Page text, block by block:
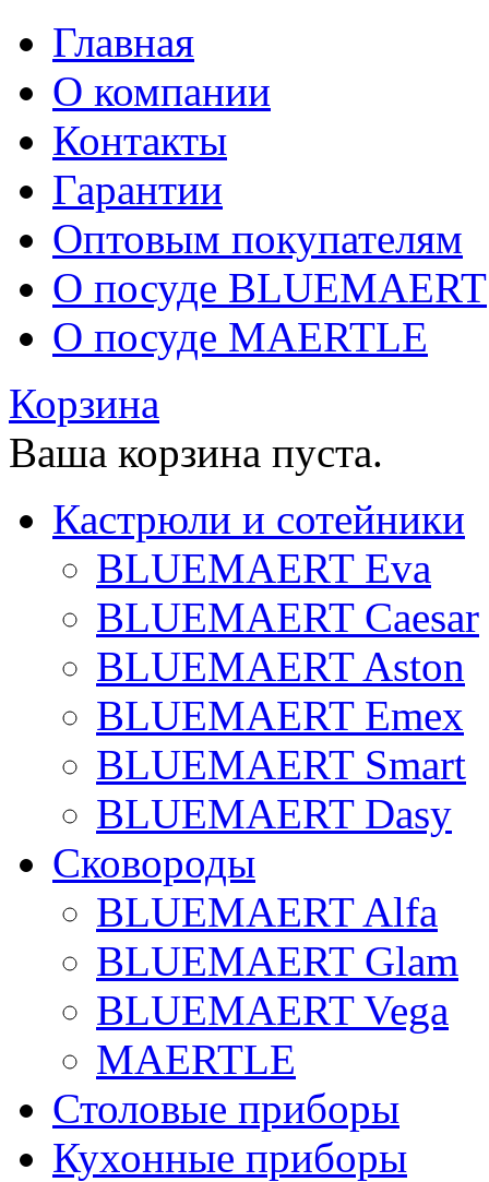
Главная
О компании
Контакты
Гарантии
Оптовым покупателям
О посуде BLUEMAERT
О посуде MAERTLE
Корзина
Ваша корзина пуста.
Кастрюли и сотейники
BLUEMAERT Eva
BLUEMAERT Caesar
BLUEMAERT Aston
BLUEMAERT Emex
BLUEMAERT Smart
BLUEMAERT Dasy
Сковороды
BLUEMAERT Alfa
BLUEMAERT Glam
BLUEMAERT Vega
MAERTLE
Столовые приборы
Кухонные приборы